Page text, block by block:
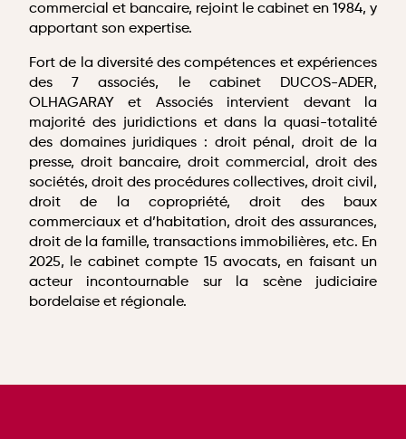
commercial et bancaire, rejoint le cabinet en 1984, y
apportant son expertise.
Fort de la diversité des compétences et expériences
des 7 associés, le cabinet DUCOS-ADER,
OLHAGARAY et Associés intervient devant la
majorité des juridictions et dans la quasi-totalité
des domaines juridiques : droit pénal, droit de la
presse, droit bancaire, droit commercial, droit des
sociétés, droit des procédures collectives, droit civil,
droit de la copropriété, droit des baux
commerciaux et d’habitation, droit des assurances,
droit de la famille, transactions immobilières, etc. En
2025, le cabinet compte 15 avocats, en faisant un
acteur incontournable sur la scène judiciaire
bordelaise et régionale.